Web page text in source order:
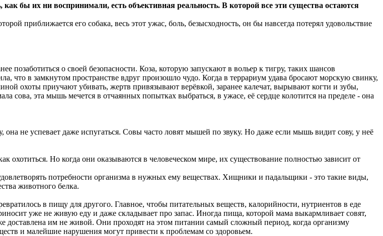
бы их ни воспринимали, есть объективная реальность. В которой все эти существа остаются
приближается его собака, весь этот ужас, боль, безысходность, он бы навсегда потерял удовольствие
о своей безопасности. Коза, которую запускают в вольер к тигру, таких шансов
что в замкнутом пространстве вдруг произошло чудо. Когда в террариум удава бросают морскую свинку,
охоты приучают убивать, жертв привязывают верёвкой, заранее калечат, вырывают когти и зубы,
эта мышь мечется в отчаянных попытках выбраться, в ужасе, её сердце колотится на пределе - она
не успевает даже испугаться. Совы часто ловят мышей по звуку. Но даже если мышь видит сову, у неё
Но когда они оказываются в человеческом мире, их существование полностью зависит от
потребности организма в нужных ему веществах. Хищники и падальщики - это такие виды,
животного белка.
в пищу для другого. Главное, чтобы питательных веществ, калорийности, нутриентов в еде
уже не живую еду и даже складывает про запас. Иногда пища, которой мама выкармливает совят,
доставлена им не живой. Они проходят на этом питании самый сложный период, когда организму
и малейшие нарушения могут привести к проблемам со здоровьем.